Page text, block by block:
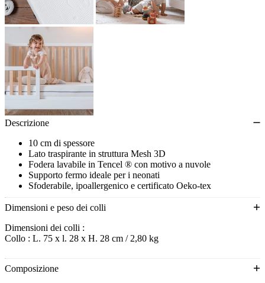
Descrizione
10 cm di spessore
Lato traspirante in struttura Mesh 3D
Fodera lavabile in Tencel ® con motivo a nuvole
Supporto fermo ideale per i neonati
Sfoderabile, ipoallergenico e certificato Oeko-tex
Dimensioni e peso dei colli
Dimensioni dei colli :
Collo : L. 75 x l. 28 x H. 28 cm / 2,80 kg
Composizione